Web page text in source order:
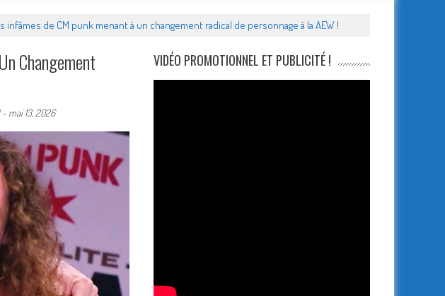
de CM punk menant à un changement radical de personnage à la AEW !
Changement
- mai 13, 2026
VIDÉO PROMOTIONNEL ET PUBLICITÉ !